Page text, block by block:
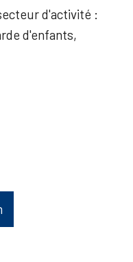
d'activité :
d'enfants,